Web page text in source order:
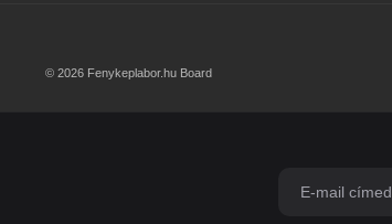
© 2026 Fenykeplabor.hu Board